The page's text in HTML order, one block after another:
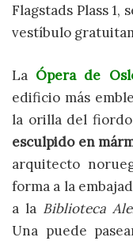
Flagstads Plass
vestíbulo
La Ópera de
edificio más
la orilla del
esculpido en
arquitecto
forma a la
a la Biblioteca
Una puede